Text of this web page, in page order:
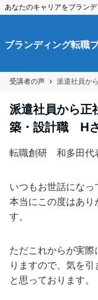
あなたのキャリアをブラン
ブランディング転職
受講者の声
派遣社員から正
築・設計職 H
転職創研 和多田代
いつもお世話になっ
本当にこの度はあり
す。
ただこれからが実
りますので、気を
と思っております。